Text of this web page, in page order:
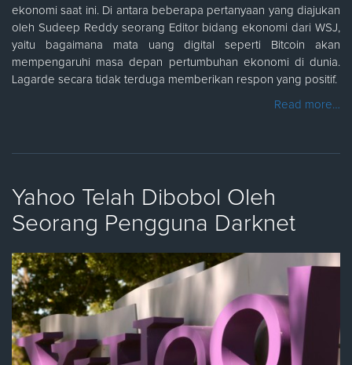
ekonomi saat ini. Di antara beberapa pertanyaan yang diajukan
oleh Sudeep Reddy seorang Editor bidang ekonomi dari WSJ,
yaitu bagaimana mata uang digital seperti Bitcoin akan
mempengaruhi masa depan pertumbuhan ekonomi di dunia.
Lagarde secara tidak terduga memberikan respon yang positif.
Read more…
Yahoo Telah Dibobol Oleh
Seorang Pengguna Darknet